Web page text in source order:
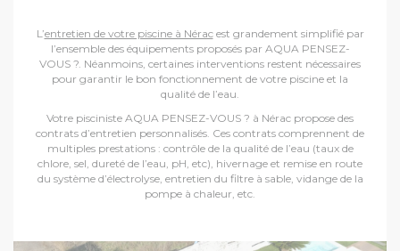
L’entretien de votre piscine à Néracest grandement simplifié par
l’ensemble des équipements proposés par AQUA PENSEZ-
VOUS ?. Néanmoins, certaines interventions restent nécessaires
pour garantir le bon fonctionnement de votre piscine et la
qualité de l’eau.
Votre pisciniste AQUA PENSEZ-VOUS ? à Nérac propose des
contrats d’entretien personnalisés. Ces contrats comprennent de
multiples prestations : contrôle de la qualité de l’eau (taux de
chlore, sel, dureté de l’eau, pH, etc), hivernage et remise en route
du système d’électrolyse, entretien du filtre à sable, vidange de la
pompe à chaleur, etc.